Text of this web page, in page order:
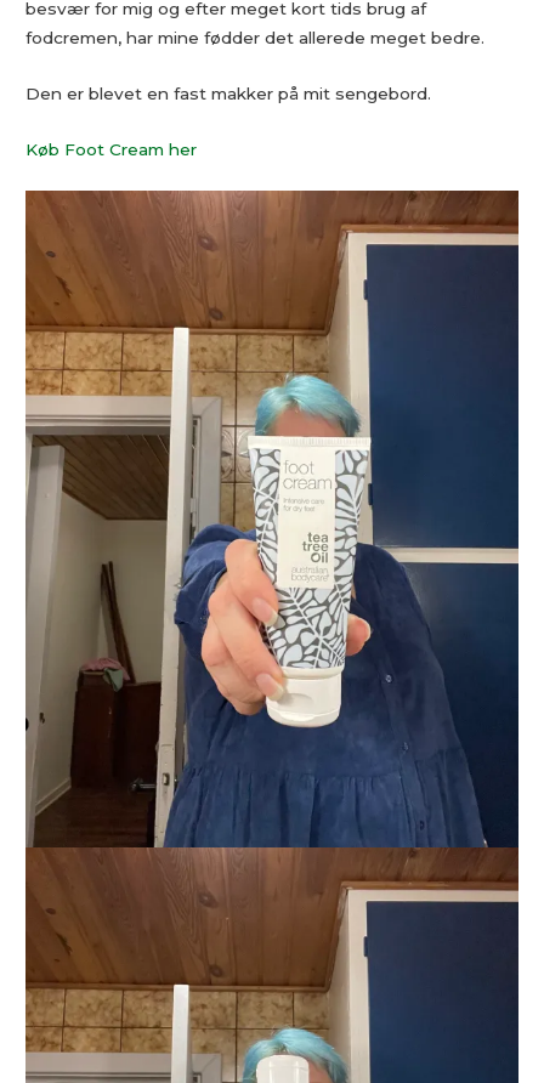
besvær for mig og efter meget kort tids brug af
fodcremen, har mine fødder det allerede meget bedre.
Den er blevet en fast makker på mit sengebord.
Køb Foot Cream her